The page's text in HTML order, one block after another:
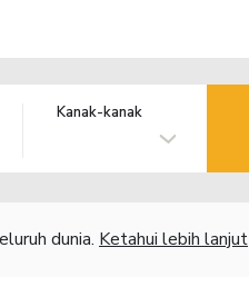
Kanak-kanak
dunia. Ketahui lebih lanjut